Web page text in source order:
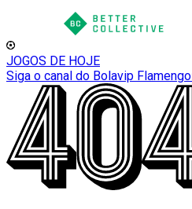
JOGOS DE HOJE
Siga o canal do Bolavip Flamengo